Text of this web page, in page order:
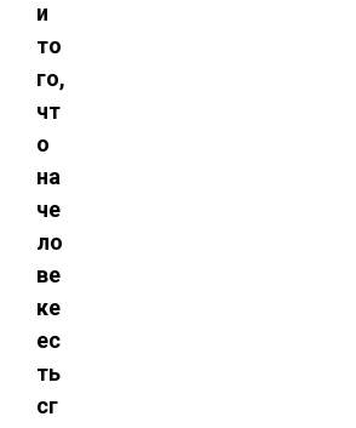
и
то
го,
чт
о
на
че
ло
ве
ке
ес
ть
сг